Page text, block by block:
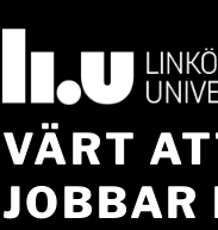
VÄRT
JOBBAR